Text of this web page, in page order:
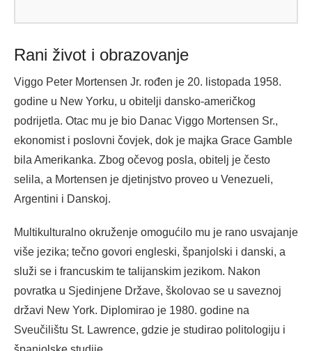
Rani život i obrazovanje
Viggo Peter Mortensen Jr. rođen je 20. listopada 1958.
godine u New Yorku, u obitelji dansko-američkog
podrijetla. Otac mu je bio Danac Viggo Mortensen Sr.,
ekonomist i poslovni čovjek, dok je majka Grace Gamble
bila Amerikanka. Zbog očevog posla, obitelj je često
selila, a Mortensen je djetinjstvo proveo u Venezueli,
Argentini i Danskoj.
Multikulturalno okruženje omogućilo mu je rano usvajanje
više jezika; tečno govori engleski, španjolski i danski, a
služi se i francuskim te talijanskim jezikom. Nakon
povratka u Sjedinjene Države, školovao se u saveznoj
državi New York. Diplomirao je 1980. godine na
Sveučilištu St. Lawrence, gdzie je studirao politologiju i